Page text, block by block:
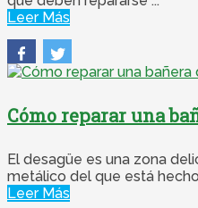
Leer Más
Cómo reparar una
El desagüe es una zona
metálico del que está
Leer Más